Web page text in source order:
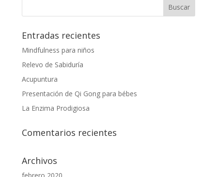
Entradas recientes
Mindfulness para niños
Relevo de Sabiduría
Acupuntura
Presentación de Qi Gong para bébes
La Enzima Prodigiosa
Comentarios recientes
Archivos